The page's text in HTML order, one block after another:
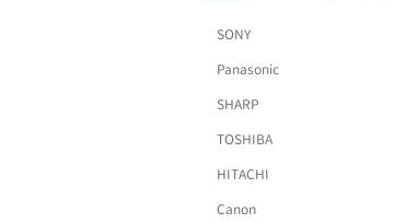
SONY
Panasonic
SHARP
TOSHIBA
HITACHI
Canon